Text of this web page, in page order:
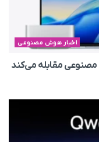
اخبار هوش مصنوعی
مقابله می‌کند